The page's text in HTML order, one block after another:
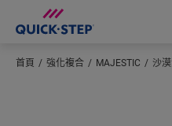
首頁 強化複合 MAJESTIC 沙